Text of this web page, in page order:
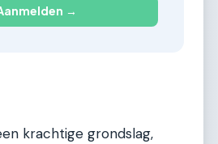
→
krachtige grondslag,